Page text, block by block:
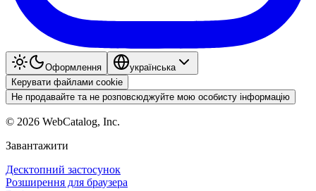
Оформлення
українська
Керувати файлами cookie
Не продавайте та не розповсюджуйте мою особисту інформацію
© 2026 WebCatalog, Inc.
Завантажити
Десктопний застосунок
Розширення для браузера